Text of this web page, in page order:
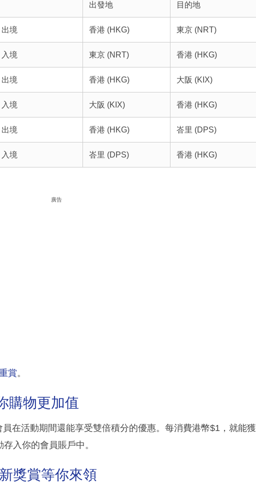
出發地 目的地
出境 香港 (HKG) 東京 (NRT)
入境 東京 (NRT) 香港 (HKG)
出境 香港 (HKG) 大阪 (KIX)
入境 大阪 (KIX) 香港 (HKG)
出境 香港 (HKG) 峇里 (DPS)
入境 峇里 (DPS) 香港 (HKG)
廣告
賞。
購物更加值
在活動期間還能享受雙倍積分的優惠。每消費港幣$1，就能獲
入你的會員賬戶中。
獎賞等你來領